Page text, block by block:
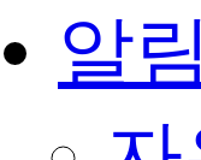
알